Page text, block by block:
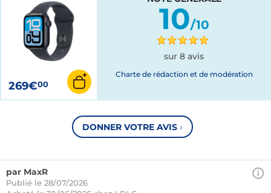
269€00
10/10
sur 8 avis
Charte de rédaction et de modération
DONNER VOTRE AVIS ›
par MaxR
Publié le 28/07/2026